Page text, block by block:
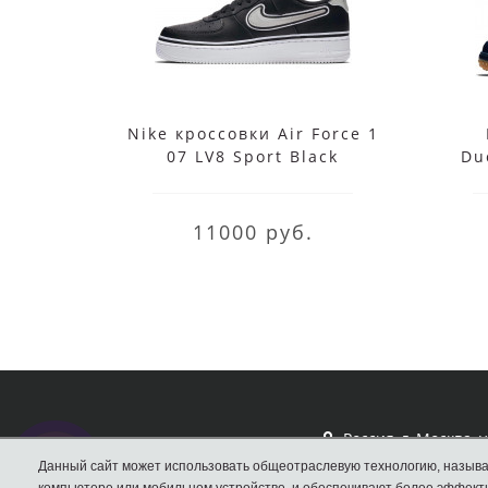
Nike кроссовки Air Force 1
07 LV8 Sport Black
11000 руб.
Россия, г. Москва,
Вал, д.33
Данный сайт может использовать общеотраслевую технологию,